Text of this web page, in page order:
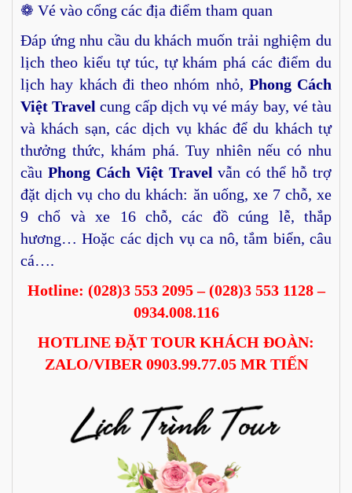
❁ Vé vào cổng các địa điểm tham quan
Đáp ứng nhu cầu du khách muốn trải nghiệm du
lịch theo kiểu tự túc, tự khám phá các điểm du
lịch hay khách đi theo nhóm nhỏ, Phong Cách
Việt Travel cung cấp dịch vụ vé máy bay, vé tàu
và khách sạn, các dịch vụ khác để du khách tự
thưởng thức, khám phá. Tuy nhiên nếu có nhu
cầu Phong Cách Việt Travel vẫn có thể hỗ trợ
đặt dịch vụ cho du khách: ăn uống, xe 7 chỗ, xe
9 chổ và xe 16 chỗ, các đồ cúng lễ, thắp
hương… Hoặc các dịch vụ ca nô, tắm biển, câu
cá….
Hotline: (028)3 553 2095 – (028)3 553 1128 –
0934.008.116
HOTLINE ĐẶT TOUR KHÁCH ĐOÀN:
ZALO/VIBER 0903.99.77.05 MR TIẾN